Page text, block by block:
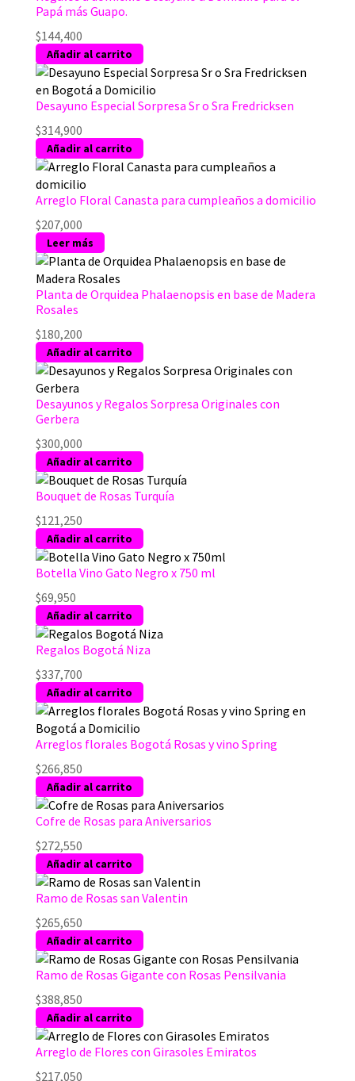
Papá más Guapo.
$144,400
Añadir al carrito
Desayuno Especial Sorpresa Sr o Sra Fredricksen
$314,900
Añadir al carrito
Arreglo Floral Canasta para cumpleaños a domicilio
$207,000
Leer más
Planta de Orquidea Phalaenopsis en base de Madera
Rosales
$180,200
Añadir al carrito
Desayunos y Regalos Sorpresa Originales con
Gerbera
$300,000
Añadir al carrito
Bouquet de Rosas Turquía
$121,250
Añadir al carrito
Botella Vino Gato Negro x 750 ml
$69,950
Añadir al carrito
Regalos Bogotá Niza
$337,700
Añadir al carrito
Arreglos florales Bogotá Rosas y vino Spring
$266,850
Añadir al carrito
Cofre de Rosas para Aniversarios
$272,550
Añadir al carrito
Ramo de Rosas san Valentin
$265,650
Añadir al carrito
Ramo de Rosas Gigante con Rosas Pensilvania
$388,850
Añadir al carrito
Arreglo de Flores con Girasoles Emiratos
$217,050